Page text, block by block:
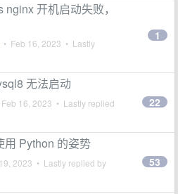
开机启动失败，
• Feb 16, 2023 • Lastly
1
无法启动
Feb 16, 2023 • Lastly replied
22
用 Python 的姿势
2023 • Lastly replied by 53